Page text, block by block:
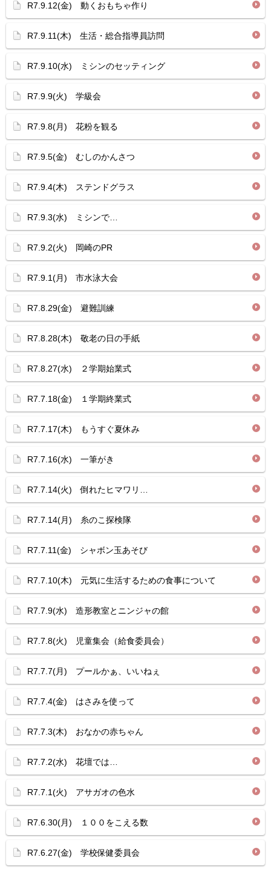
R7.9.12(金) 動くおもちゃ作り
R7.9.11(木) 生活・総合指導員訪問
R7.9.10(水) ミシンのセッティング
R7.9.9(火) 学級会
R7.9.8(月) 花粉を観る
R7.9.5(金) むしのかんさつ
R7.9.4(木) ステンドグラス
R7.9.3(水) ミシンで…
R7.9.2(火) 岡崎のPR
R7.9.1(月) 市水泳大会
R7.8.29(金) 避難訓練
R7.8.28(木) 敬老の日の手紙
R7.8.27(水) ２学期始業式
R7.7.18(金) １学期終業式
R7.7.17(木) もうすぐ夏休み
R7.7.16(水) 一筆がき
R7.7.14(火) 倒れたヒマワリ…
R7.7.14(月) 糸のこ探検隊
R7.7.11(金) シャボン玉あそび
R7.7.10(木) 元気に生活するための食事について
R7.7.9(水) 造形教室とニンジャの館
R7.7.8(火) 児童集会（給食委員会）
R7.7.7(月) プールかぁ、いいねぇ
R7.7.4(金) はさみを使って
R7.7.3(木) おなかの赤ちゃん
R7.7.2(水) 花壇では…
R7.7.1(火) アサガオの色水
R7.6.30(月) １００をこえる数
R7.6.27(金) 学校保健委員会